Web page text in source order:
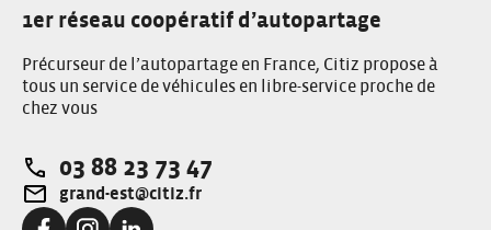
1er réseau coopératif d’autopartage
Précurseur de l’autopartage en France, Citiz propose à
tous un service de véhicules en libre-service proche de
chez vous
Téléphone:
03 88 23 73 47
Adresse e-mail:
grand-est@citiz.fr